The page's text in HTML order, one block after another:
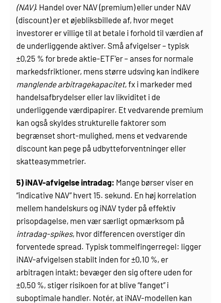
(NAV). Handel over NAV (premium) eller under NAV
(discount) er et øjebliksbillede af, hvor meget
investorer er villige til at betale i forhold til værdien af
de underliggende aktiver. Små afvigelser – typisk
±0,25 % for brede aktie-ETF’er – anses for normale
markedsfriktioner, mens større udsving kan indikere
manglende arbitragekapacitet, fx i markeder med
handelsafbrydelser eller lav likviditet i de
underliggende værdipapirer. Et vedvarende premium
kan også skyldes strukturelle faktorer som
begrænset short-mulighed, mens et vedvarende
discount kan pege på udbytteforventninger eller
skatteasymmetrier.
5) iNAV-afvigelse intradag: Mange børser viser en
“indicative NAV” hvert 15. sekund. En høj korrelation
mellem handelskurs og iNAV tyder på effektiv
prisopdagelse, men vær særligt opmærksom på
intradag-spikes, hvor differencen overstiger din
forventede spread. Typisk tommelfingerregel: ligger
iNAV-afvigelsen stabilt inden for ±0,10 %, er
arbitragen intakt; bevæger den sig oftere uden for
±0,50 %, stiger risikoen for at blive “fanget” i
suboptimale handler. Notér, at iNAV-modellen kan